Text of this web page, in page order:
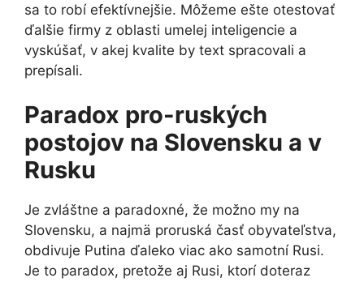
sa to robí efektívnejšie. Môžeme ešte otestovať
ďalšie firmy z oblasti umelej inteligencie a
vyskúšať, v akej kvalite by text spracovali a
prepísali.
Paradox pro-ruských
postojov na Slovensku a v
Rusku
Je zvláštne a paradoxné, že možno my na
Slovensku, a najmä proruská časť obyvateľstva,
obdivuje Putina ďaleko viac ako samotní Rusi.
Je to paradox, pretože aj Rusi, ktorí doteraz